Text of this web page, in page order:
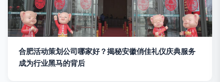
合肥活动策划公司哪家好？揭秘安徽俏佳礼仪庆典服务
成为行业黑马的背后